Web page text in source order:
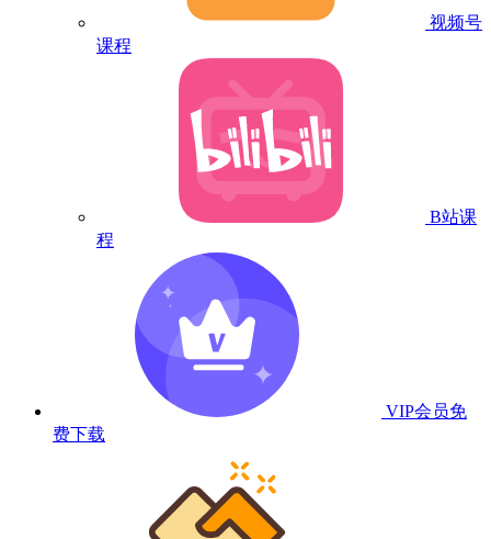
视频号
课程
B站课
程
VIP会员免
费下载